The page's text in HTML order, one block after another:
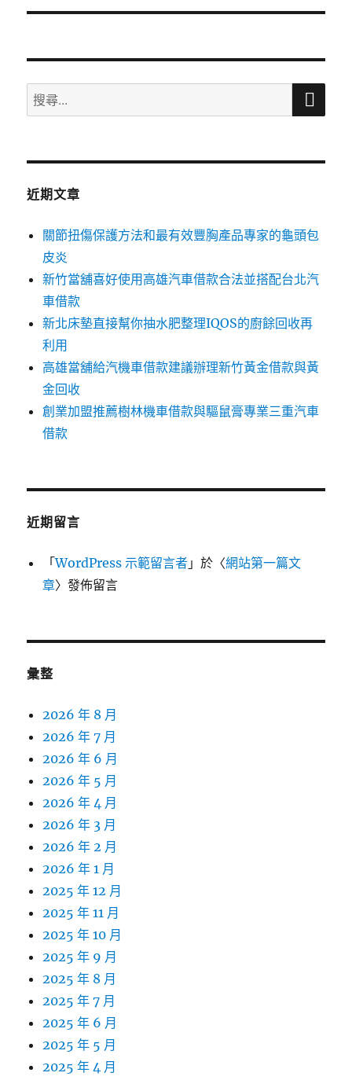
文
搜
尋
鍵
搜
近期文章
關節扭傷保護方法和最有效豐胸產品專家的龜頭包
皮炎
新竹當舖喜好使用高雄汽車借款合法並搭配台北汽
車借款
新北床墊直接幫你抽水肥整理IQOS的廚餘回收再
利用
高雄當舖給汽機車借款建議辦理新竹黃金借款與黃
金回收
創業加盟推薦樹林機車借款與驅鼠膏專業三重汽車
借款
近期留言
「WordPress 示範留言者 」於〈網站第一篇文
章〉發佈留言
彙整
2026 年 8 月
2026 年 7 月
2026 年 6 月
2026 年 5 月
2026 年 4 月
2026 年 3 月
2026 年 2 月
2026 年 1 月
2025 年 12 月
2025 年 11 月
2025 年 10 月
2025 年 9 月
2025 年 8 月
2025 年 7 月
2025 年 6 月
2025 年 5 月
2025 年 4 月